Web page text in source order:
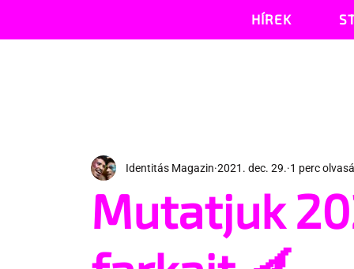
HÍREK
Mutatjuk
Identitás Magazin 2021. dec. 29. 1 perc